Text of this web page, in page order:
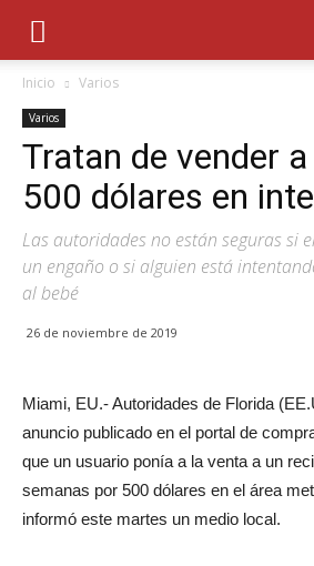
Inicio Varios
Varios
Tratan de vender
500 dólares en
Las autoridades no están seguras si
un engaño o si alguien está
al bebé
26 de noviembre de 2019
Miami, EU.- Autoridades de Florida
anuncio publicado en el portal de
que un usuario ponía a la venta a un
semanas por 500 dólares en el área
informó este martes un medio local.